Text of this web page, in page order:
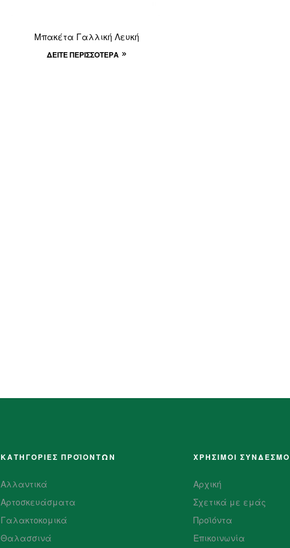
Μπακέτα Γαλλική Λευκή
ΔΕΊΤΕ ΠΕΡΙΣΣΌΤΕΡΑ
ΚΑΤΗΓΟΡΙΕΣ ΠΡΟΪΌΝΤΩΝ
Αλλαντικά
Αρτοσκευάσματα
Γαλακτοκομικά
Θαλασσινά
ΧΡΗΣΙΜΟΙ ΣΥΝΔΕΣΜΟΙ
Αρχική
Σχετικά με εμάς
Προϊόντα
Επικοινωνία